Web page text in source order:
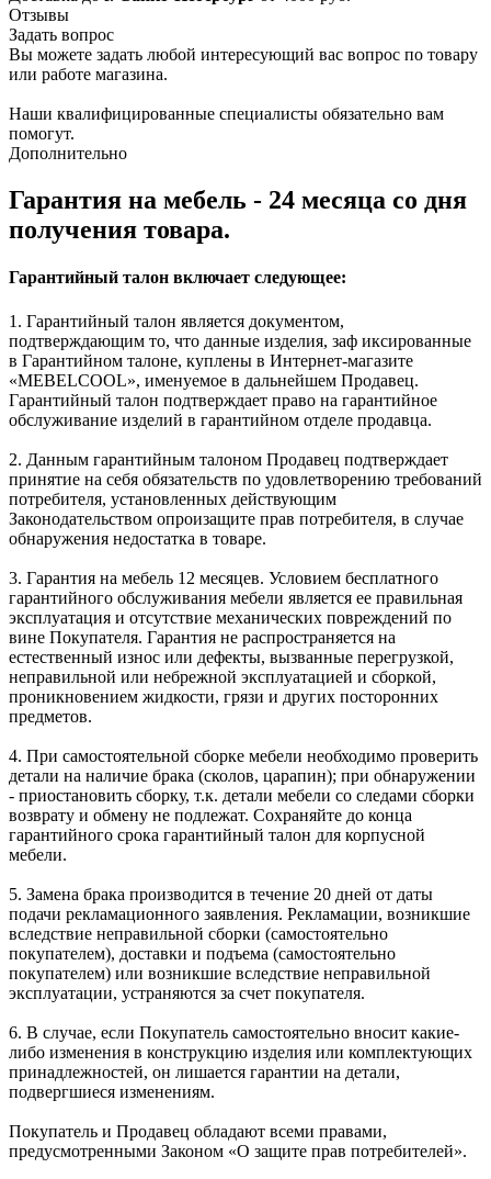
Отзывы
Задать вопрос
Вы можете задать любой интересующий вас вопрос по товару
или работе магазина.
Наши квалифицированные специалисты обязательно вам
помогут.
Дополнительно
Гарантия на мебель - 24 месяца со дня
получения товара.
Гарантийный талон включает следующее:
1. Гарантийный талон является документом,
подтверждающим то, что данные изделия, заф иксированные
в Гарантийном талоне, куплены в Интернет-магазите
«MEBELCOOL», именуемое в дальнейшем Продавец.
Гарантийный талон подтверждает право на гарантийное
обслуживание изделий в гарантийном отделе продавца.
2. Данным гарантийным талоном Продавец подтверждает
принятие на себя обязательств по удовлетворению требований
потребителя, установленных действующим
Законодательством опроизащите прав потребителя, в случае
обнаружения недостатка в товаре.
3. Гарантия на мебель 12 месяцев. Условием бесплатного
гарантийного обслуживания мебели является ее правильная
эксплуатация и отсутствие механических повреждений по
вине Покупателя. Гарантия не распространяется на
естественный износ или дефекты, вызванные перегрузкой,
неправильной или небрежной эксплуатацией и сборкой,
проникновением жидкости, грязи и других посторонних
предметов.
4. При самостоятельной сборке мебели необходимо проверить
детали на наличие брака (сколов, царапин); при обнаружении
- приостановить сборку, т.к. детали мебели со следами сборки
возврату и обмену не подлежат. Сохраняйте до конца
гарантийного срока гарантийный талон для корпусной
мебели.
5. Замена брака производится в течение 20 дней от даты
подачи рекламационного заявления. Рекламации, возникшие
вследствие неправильной сборки (самостоятельно
покупателем), доставки и подъема (самостоятельно
покупателем) или возникшие вследствие неправильной
эксплуатации, устраняются за счет покупателя.
6. В случае, если Покупатель самостоятельно вносит какие-
либо изменения в конструкцию изделия или комплектующих
принадлежностей, он лишается гарантии на детали,
подвергшиеся изменениям.
Покупатель и Продавец обладают всеми правами,
предусмотренными Законом «О защите прав потребителей».